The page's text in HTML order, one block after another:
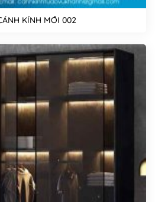
KÍNH MỚI 002